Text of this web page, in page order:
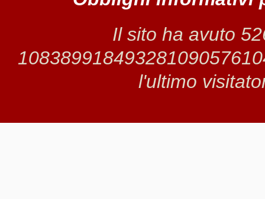
Il sito ha avuto
l'ultimo